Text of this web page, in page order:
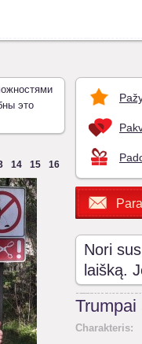
это
14 15 16
Nori
laišką.
Trumpai
Charakteris: